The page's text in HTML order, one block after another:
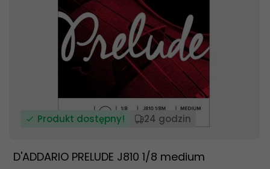
Produkt dostępny! 24 godzin
D'ADDARIO PRELUDE J810 1/8 medium